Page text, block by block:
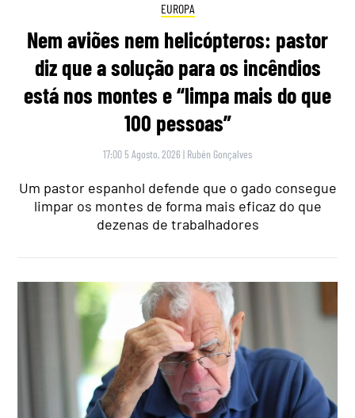
EUROPA
Nem aviões nem helicópteros: pastor
diz que a solução para os incêndios
está nos montes e “limpa mais do que
100 pessoas”
17:00 5 Agosto, 2026 | Rubén Gonçalves
Um pastor espanhol defende que o gado consegue
limpar os montes de forma mais eficaz do que
dezenas de trabalhadores